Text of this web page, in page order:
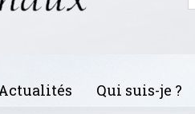
Qui suis-je ?